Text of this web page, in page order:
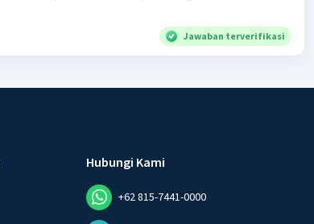
Jawaban terverifikasi
Hubungi Kami
+62 815-7441-0000